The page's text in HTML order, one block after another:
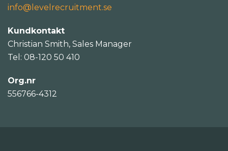
info@levelrecruitment.se
Kundkontakt
Christian Smith, Sales Manager
Tel: 08-120 50 410
Org.nr
556766-4312